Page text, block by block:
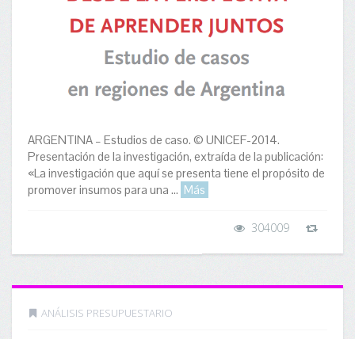
ARGENTINA – Estudios de caso. © UNICEF-2014.
Presentación de la investigación, extraída de la publicación:
«La investigación que aquí se presenta tiene el propósito de
promover insumos para una ... Más
304009
ANÁLISIS PRESUPUESTARIO